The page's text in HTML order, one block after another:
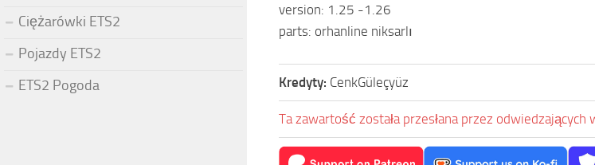
version: 1.25 -1.26
parts: orhanline niksarlı
Kredyty: CenkGüleçyüz
Ta zawartość została przesłana przez
Ciężarówki ETS2
Pojazdy ETS2
ETS2 Pogoda